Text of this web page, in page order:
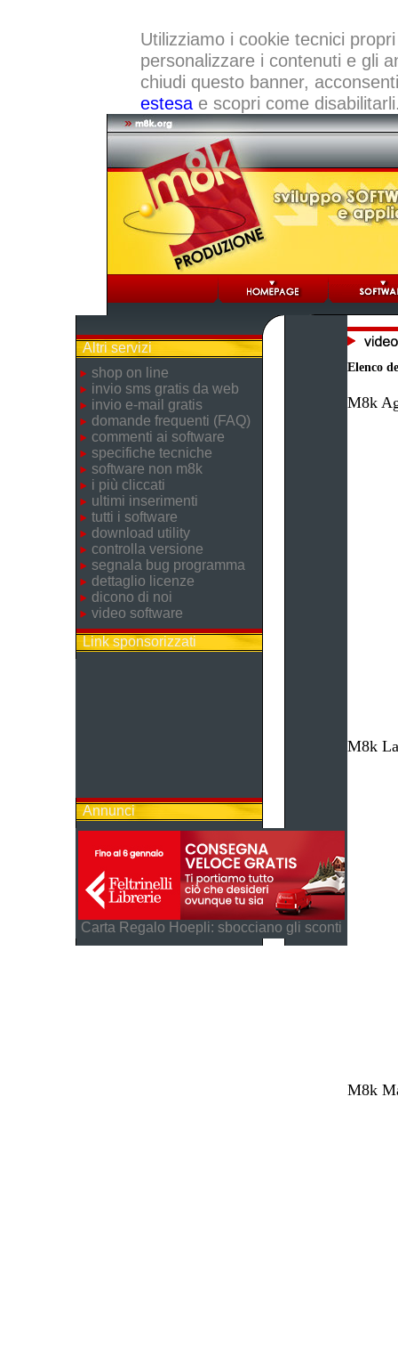
Utilizziamo i cookie tecnici
personalizzare i contenuti e gli
chiudi questo banner,
estesae scopri come
Altri servizi
shop on line
invio sms gratis da web
invio e-mail gratis
domande frequenti (FAQ)
commenti ai software
specifiche tecniche
software non m8k
i più cliccati
ultimi inserimenti
tutti i software
download utility
controlla versione
segnala bug programma
dettaglio licenze
dicono di noi
video software
Link sponsorizzati
Annunci
Carta Regalo Hoepli: sbocciano gli sconti
Elenco
M8k
M8k
M8k